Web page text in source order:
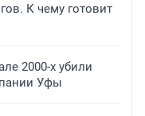
К чему готовит
2000-х убили
Уфы